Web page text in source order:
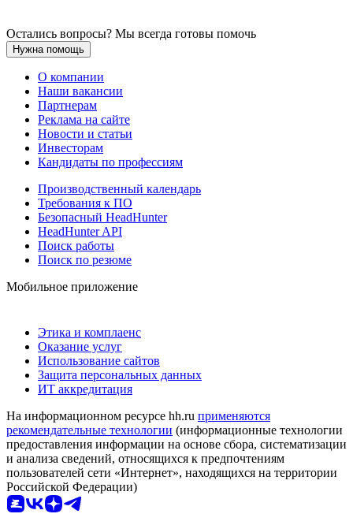
Остались вопросы? Мы всегда готовы помочь
Нужна помощь
О компании
Наши вакансии
Партнерам
Реклама на сайте
Новости и статьи
Инвесторам
Кандидаты по профессиям
Производственный календарь
Требования к ПО
Безопасный HeadHunter
HeadHunter API
Поиск работы
Поиск по резюме
Мобильное приложение
Этика и комплаенс
Оказание услуг
Использование сайтов
Защита персональных данных
ИТ аккредитация
На информационном ресурсе hh.ru применяются
рекомендательные технологии (информационные технологии
предоставления информации на основе сбора, систематизации
и анализа сведений, относящихся к предпочтениям
пользователей сети «Интернет», находящихся на территории
Российской Федерации)